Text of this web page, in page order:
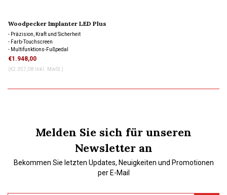
Woodpecker Implanter LED Plus
- Präzision, Kraft und Sicherheit
- Farb-Touchscreen
- Multifunktions-Fußpedal
- Perfekte Balance
€1.948,00
(€2.357,08 Inkl. MwSt.)
Melden Sie sich für unseren
Newsletter an
Bekommen Sie letzten Updates, Neuigkeiten und Promotionen
per E-Mail